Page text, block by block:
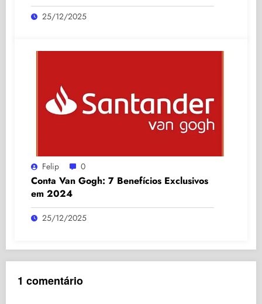
25/12/2025
Felip 0
Conta Van Gogh: 7 Benefícios Exclusivos
em 2024
25/12/2025
1 comentário